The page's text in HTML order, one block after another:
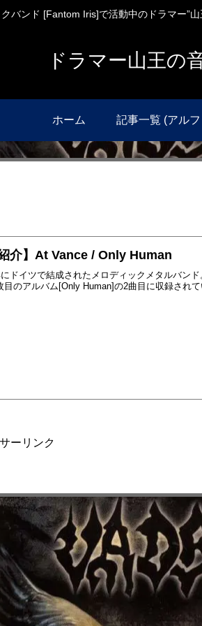
バンド [Fantom Iris]で活動中のドラマー”山
ドラマー山王の
ホーム 記事一覧 (アル
介】At Vance / Only Human
ドイツで結成されたメロディックメタルバンド
目のアルバム[Only Human]の2曲目に収録されて
ーリンク